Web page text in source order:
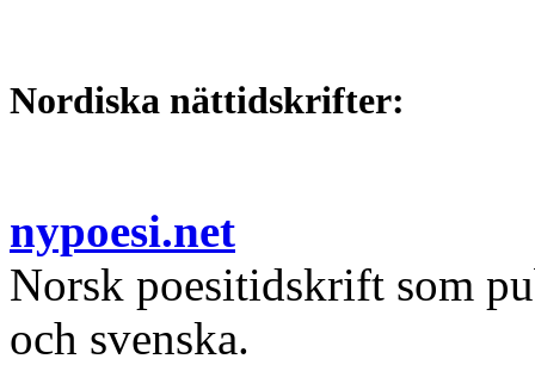
Nordiska nättidskrifter:
nypoesi.net
Norsk poesitidskrift som
och svenska.